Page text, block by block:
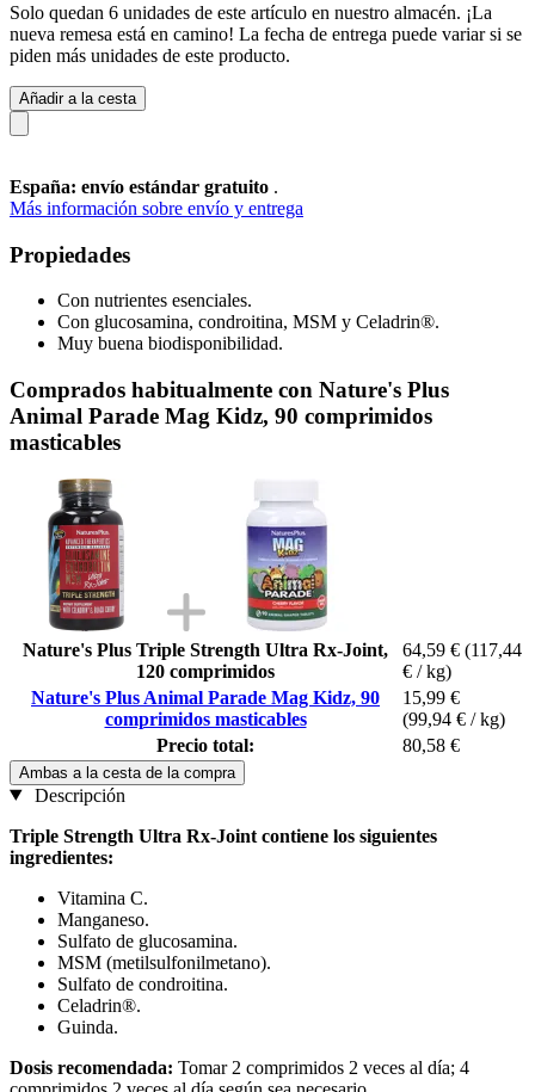
Solo quedan 6 unidades de este artículo en nuestro almacén. ¡La
nueva remesa está en camino! La fecha de entrega puede variar si se
piden más unidades de este producto.
Añadir a la cesta
España: envío estándar gratuito .
Más información sobre envío y entrega
Propiedades
Con nutrientes esenciales.
Con glucosamina, condroitina, MSM y Celadrin®.
Muy buena biodisponibilidad.
Comprados habitualmente con Nature's Plus
Animal Parade Mag Kidz, 90 comprimidos
masticables
Nature's Plus Triple Strength Ultra Rx-Joint,
120 comprimidos
64,59 € (117,44
€ / kg)
Nature's Plus Animal Parade Mag Kidz, 90
comprimidos masticables
15,99 €
(99,94 € / kg)
Precio total:
80,58 €
Ambas a la cesta de la compra
Descripción
Triple Strength Ultra Rx-Joint contiene los siguientes
ingredientes:
Vitamina C.
Manganeso.
Sulfato de glucosamina.
MSM (metilsulfonilmetano).
Sulfato de condroitina.
Celadrin®.
Guinda.
Dosis recomendada: Tomar 2 comprimidos 2 veces al día; 4